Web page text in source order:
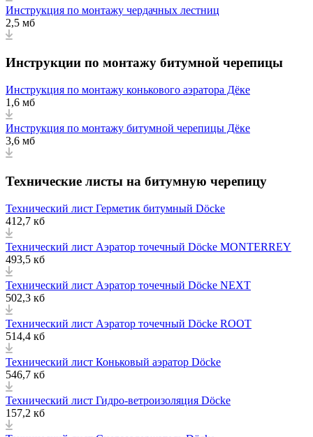
Инструкция по монтажу чердачных лестниц
2,5 мб
Инструкции по монтажу битумной черепицы
Инструкция по монтажу конькового аэратора Дёке
1,6 мб
Инструкция по монтажу битумной черепицы Дёке
3,6 мб
Технические листы на битумную черепицу
Технический лист Герметик битумный Döcke
412,7 кб
Технический лист Аэратор точечный Döcke MONTERREY
493,5 кб
Технический лист Аэратор точечный Döcke NEXT
502,3 кб
Технический лист Аэратор точечный Döcke ROOT
514,4 кб
Технический лист Коньковый аэратор Döcke
546,7 кб
Технический лист Гидро-ветроизоляция Döcke
157,2 кб